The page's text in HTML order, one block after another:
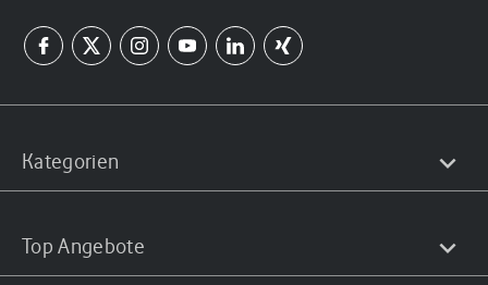
Kategorien
Top Angebote